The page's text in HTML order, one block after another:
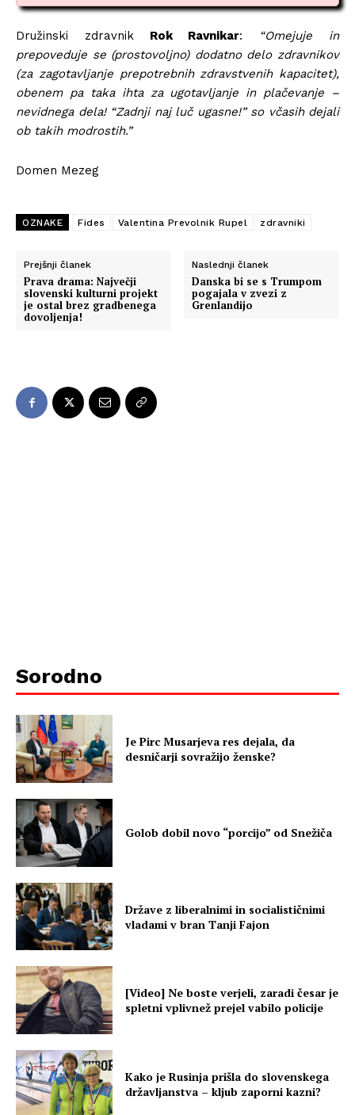
Družinski zdravnikRok Ravnikar: “Omejuje in
prepoveduje se (prostovoljno) dodatno delo zdravnikov
(za zagotavljanje prepotrebnih zdravstvenih kapacitet),
obenem pa taka ihta za ugotavljanje in plačevanje –
nevidnega dela! “Zadnji naj luč ugasne!” so včasih dejali
ob takih modrostih.”
Domen Mezeg
OZNAKE Fides Valentina Prevolnik Rupel zdravniki
Prejšnji članek
Prava drama: Največji
slovenski kulturni projekt
je ostal brez gradbenega
dovoljenja!
Naslednji članek
Danska bi se s Trumpom
pogajala v zvezi z
Grenlandijo
Sorodno
Je Pirc Musarjeva res dejala, da
desničarji sovražijo ženske?
Golob dobil novo “porcijo” od Snežiča
Države z liberalnimi in socialističnimi
vladami v bran Tanji Fajon
[Video] Ne boste verjeli, zaradi česar je
spletni vplivnež prejel vabilo policije
Kako je Rusinja prišla do slovenskega
državljanstva – kljub zaporni kazni?